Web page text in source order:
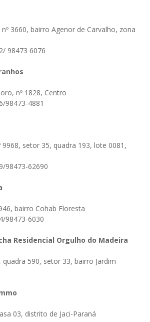
3660, bairro Agenor de Carvalho, zona
98473 6076
nº 1828, Centro
98473-4881
9968, setor 35, quadra 193, lote 0081,
98473-62690
bairro Cohab Floresta
98473-6030
Residencial Orgulho do Madeira
590, setor 33, bairro Jardim
03, distrito de Jaci-Paraná